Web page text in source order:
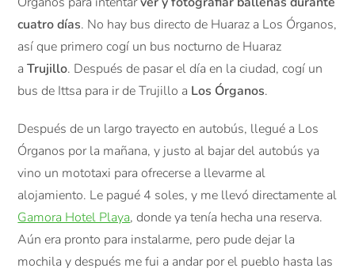
cuatro días. No hay bus directo de Huaraz a Los Órganos,
así que primero cogí un bus nocturno de Huaraz
aTrujillo. Después de pasar el día en la ciudad, cogí un
bus de Ittsa para ir de Trujillo a Los Órganos.
Después de un largo trayecto en autobús, llegué a Los
Órganos por la mañana, y justo al bajar del autobús ya
vino un mototaxi para ofrecerse a llevarme al
alojamiento. Le pagué 4 soles, y me llevó directamente al
Gamora Hotel Playa, donde ya tenía hecha una reserva.
Aún era pronto para instalarme, pero pude dejar la
mochila y después me fui a andar por el pueblo hasta las